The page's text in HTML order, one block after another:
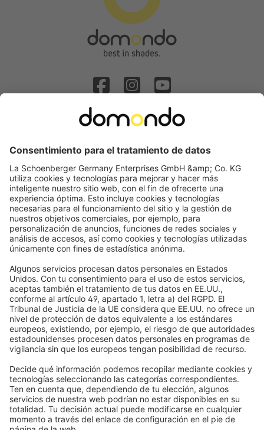
Solicitud de desistimiento
Categorías populares
Persianas
Estores enrollables
Cortinas plisadas
Venecianas
Motores para persianas
Mosquiteras
Toldos
Casa inteligente
Electrónica y radio
Ayuda
Preguntas frecuentes
Devoluciones y Reclamaciones
Newsletter
Plazos de entrega y envío
Condiciones de los cupones
Instrucciones de seguridad
Registros
Información obligatoria para consumidores
Quiénes somos
Por qué elegir Domondo
Lo que dicen nuestros clientes
Compra con total seguridad
Formas de pago
Socios de envío
Aviso legal
Términos y Condiciones de Uso